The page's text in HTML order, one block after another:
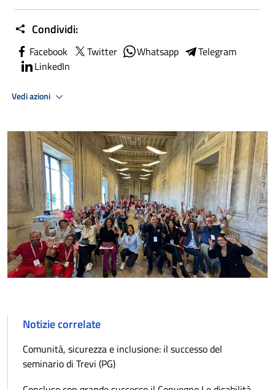
Condividi:
Facebook Twitter Whatsapp
Telegram
LinkedIn
Vedi azioni
Notizie correlate
Comunità, sicurezza e inclusione: il successo del
seminario di Trevi (PG)